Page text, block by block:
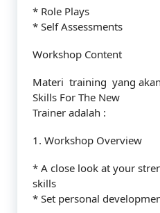
* Role Plays
* Self Assessments
Workshop Content
Materi training yang
Skills For The New
Trainer adalah :
1. Workshop Overview
* A close look at your
skills
* Set personal